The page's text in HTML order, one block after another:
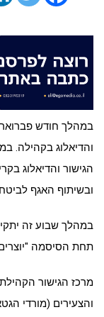
במהלך חודש פברואר
והדיאלוג בקהילה.
הגישור והדיאלוג
ובשיתוף האגף
במהלך שבוע זה
תחת הסיסמה
מרכז הגישור